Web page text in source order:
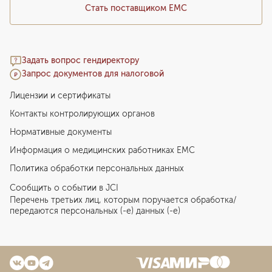
Стать поставщиком ЕМС
Задать вопрос гендиректору
Запрос документов для налоговой
Лицензии и сертификаты
Контакты контролирующих органов
Нормативные документы
Информация о медицинских работниках EMC
Политика обработки персональных данных
Сообщить о событии в JCI
Перечень третьих лиц, которым поручается обработка/
передаются персональных (-е) данных (-е)